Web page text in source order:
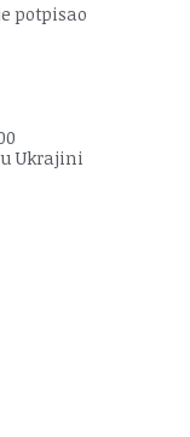
potpisao
Ukrajini